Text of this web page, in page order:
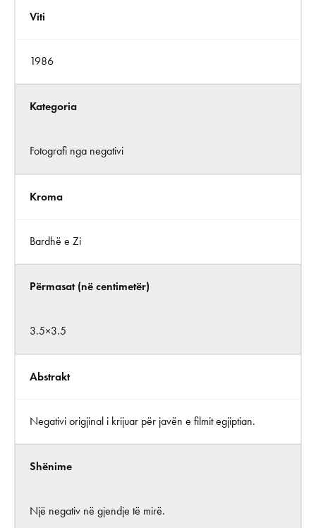
Viti
1986
Kategoria
Fotografi nga negativi
Kroma
Bardhë e Zi
Përmasat (në centimetër)
3.5×3.5
Abstrakt
Negativi origjinal i krijuar për javën e filmit egjiptian.
Shënime
Një negativ në gjendje të mirë.